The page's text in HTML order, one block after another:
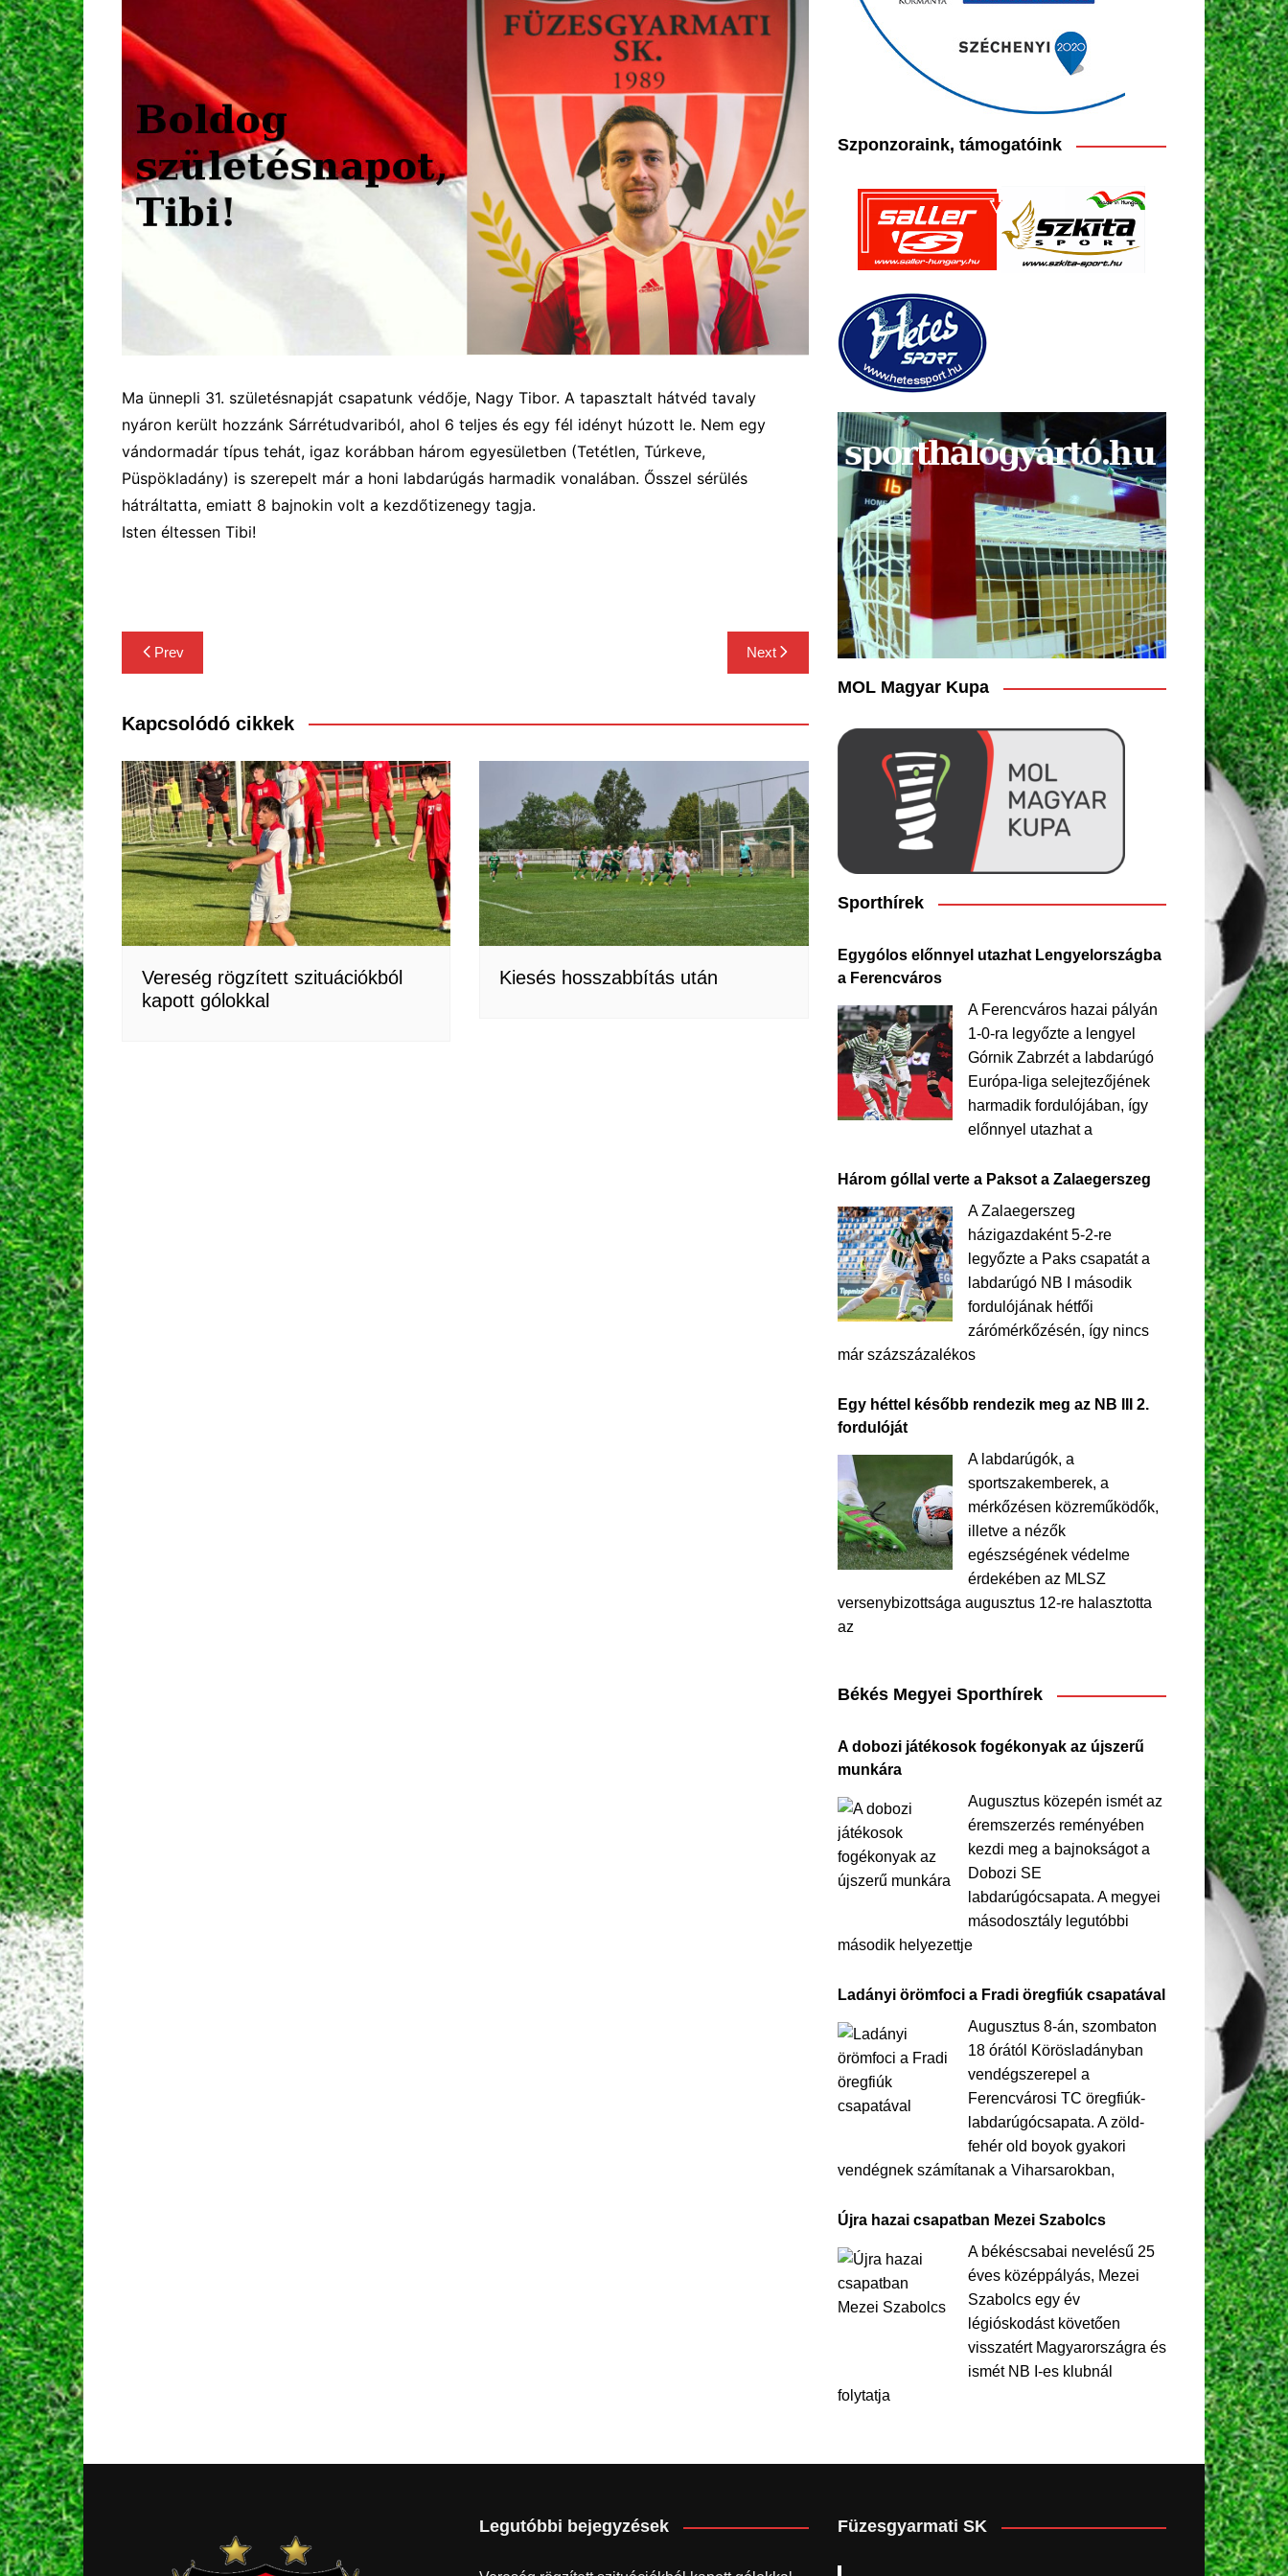
2025
Ma ünnepli 31. születésnapját csapatunk védője, Nagy Tibor. A tapasztalt hátvéd tavaly
nyáron került hozzánk Sárrétudvariból, ahol 6 teljes és egy fél idényt húzott le. Nem egy
vándormadár típus tehát, igaz korábban három egyesületben (Tetétlen, Túrkeve,
Püspökladány) is szerepelt már a honi labdarúgás harmadik vonalában. Ősszel sérülés
hátráltatta, emiatt 8 bajnokin volt a kezdőtizenegy tagja.
Isten éltessen Tibi!
Bejegyzés
navigáció
Prev Next
Kapcsolódó cikkek
Vereség rögzített szituációkból
kapott gólokkal
Kiesés hosszabbítás után
Szponzoraink, támogatóink
MOL Magyar Kupa
Sporthírek
Egygólos előnnyel utazhat Lengyelországba
a Ferencváros
A Ferencváros hazai pályán
1-0-ra legyőzte a lengyel
Górnik Zabrzét a labdarúgó
Európa-liga selejtezőjének
harmadik fordulójában, így
előnnyel utazhat a
Három góllal verte a Paksot a Zalaegerszeg
A Zalaegerszeg
házigazdaként 5-2-re
legyőzte a Paks csapatát a
labdarúgó NB I második
fordulójának hétfői
zárómérkőzésén, így nincs
már százszázalékos
Egy héttel később rendezik meg az NB III 2.
fordulóját
A labdarúgók, a
sportszakemberek, a
mérkőzésen közreműködők,
illetve a nézők
egészségének védelme
érdekében az MLSZ
versenybizottsága augusztus 12-re halasztotta
az
Békés Megyei Sporthírek
A dobozi játékosok fogékonyak az újszerű
munkára
Augusztus közepén ismét az
éremszerzés reményében
kezdi meg a bajnokságot a
Dobozi SE
labdarúgócsapata. A megyei
másodosztály legutóbbi
második helyezettje
Ladányi örömfoci a Fradi öregfiúk csapatával
Augusztus 8-án, szombaton
18 órától Körösladányban
vendégszerepel a
Ferencvárosi TC öregfiúk-
labdarúgócsapata. A zöld-
fehér old boyok gyakori
vendégnek számítanak a Viharsarokban,
Újra hazai csapatban Mezei Szabolcs
A békéscsabai nevelésű 25
éves középpályás, Mezei
Szabolcs egy év
légióskodást követően
visszatért Magyarországra és
ismét NB I-es klubnál
folytatja
Legutóbbi bejegyzések Füzesgyarmati SK